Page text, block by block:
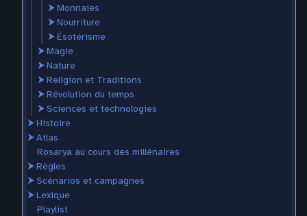
⮞Monnaies
⮞Nourriture
⮞Ésotérisme
⮞Magie
⮞Nature
⮞Religion et Traditions
⮞Révolution du temps
⮞Sciences et technologies
⮞Histoire
⮞Atlas
Rosarya au cours des millénaires
⮞Règles
⮞Scénarios et campagnes
⮞Lexique
Playlist